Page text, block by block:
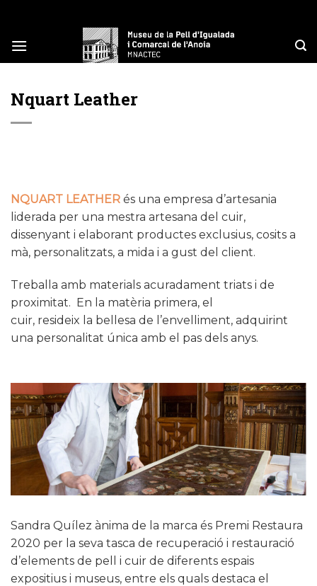
content
Nquart Leather
NQUART LEATHER és una empresa d’artesania
liderada per una mestra artesana del cuir,
dissenyant i elaborant productes exclusius, cosits a
mà, personalitzats, a mida i a gust del client.
Treballa amb materials acuradament triats i de
proximitat. En la matèria primera, el
cuir, resideix la bellesa de l’envelliment, adquirint
una personalitat única amb el pas dels anys.
Sandra Quílez ànima de la marca és Premi Restaura
2020 per la seva tasca de recuperació i restauració
d’elements de pell i cuir de diferents espais
expositius i museus, entre els quals destaca el